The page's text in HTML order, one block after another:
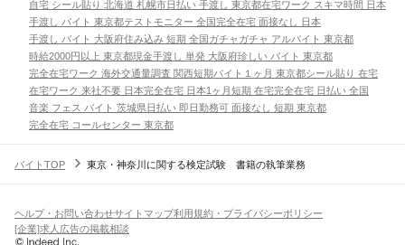
自宅 シール貼り 北海道 札幌市日払い 手渡し 東京都在宅ワーク スキマ時間 日本
手渡し バイト 東京都テストモニター 全国完全在宅 面接なし 日本
手渡し バイト 大阪府住み込み 短期 全国ガチャガチャ アルバイト 東京都
時給2000円以上 東京都現金手渡し 単発 大阪府珍しい バイト 東京都
完全在宅ワーク 海外交通量調査 関西短期バイト１ヶ月 東京都シール貼り 在宅
在宅ワーク 来社不要 日本完全在宅 日本1ヶ月短期 在宅完全在宅 日払い 全国
音楽 フェス バイト 茨城県 日払い 即日勤務可 面接なし 短期 東京都
完全在宅 コールセンター 東京都
バイトTOP 東京・神奈川に関する検定試験 書籍の執筆業務
ヘルプ・お問い合わせサイトマップ利用規約・プライバシーポリシー
[企業]求人広告の掲載相談